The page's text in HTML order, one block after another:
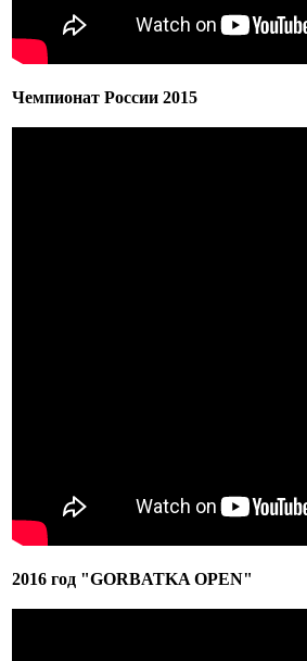
Чемпионат России 2015
2016 год "GORBATKA OPEN"